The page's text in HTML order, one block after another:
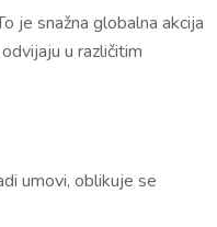
je snažna globalna akcija
u različitim
umovi, oblikuje se